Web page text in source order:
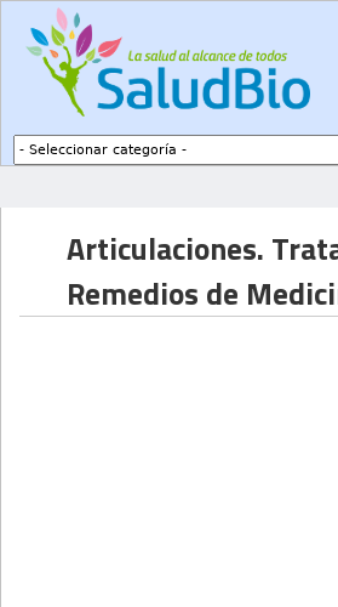
Articulaciones.
Remedios de